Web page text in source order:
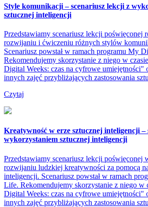
Style komunikacji – scenariusz lekcji z
sztucznej inteligencji
Przedstawiamy scenariusz lekcji poświęconej
rozwijaniu i ćwiczeniu różnych stylów
Scenariusz powstał w ramach programu My
Rekomendujemy skorzystanie z niego w
Digital Weeks: czas na cyfrowe umiejętności"
innych zajęć przybliżających zastosowania
Czytaj
Kreatywność w erze sztucznej inteligencji –
wykorzystaniem sztucznej inteligencji
Przedstawiamy scenariusz lekcji poświęconej
rozwijaniu ludzkiej kreatywności za pomocą
inteligencji. Scenariusz powstał w ramach
Life. Rekomendujemy skorzystanie z niego w
Digital Weeks: czas na cyfrowe umiejętności"
innych zajęć przybliżających zastosowania